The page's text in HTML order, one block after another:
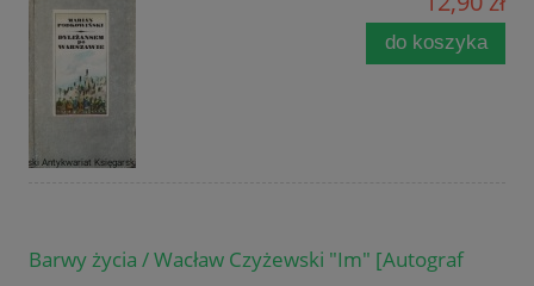
do koszyka
Barwy życia / Wacław Czyżewski "Im" [Autograf